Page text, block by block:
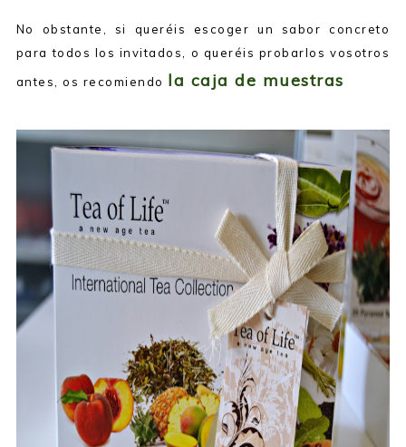
No obstante, si queréis escoger un sabor concreto
para todos los invitados, o queréis probarlos vosotros
antes, os recomiendo la caja de muestras